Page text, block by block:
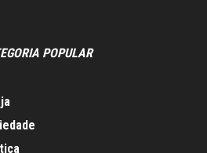
POPULAR